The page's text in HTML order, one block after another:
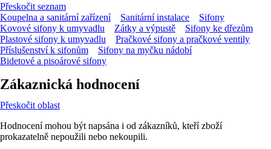
Přeskočit seznam
Koupelna a sanitární zařízení
Sanitární instalace
Sifony
Kovové sifony k umyvadlu
Zátky a výpustě
Sifony ke dřezům
Plastové sifony k umyvadlu
Pračkové sifony a pračkové ventily
Příslušenství k sifonům
Sifony na myčku nádobí
Bidetové a pisoárové sifony
Zákaznická hodnocení
Přeskočit oblast
Hodnocení mohou být napsána i od zákazníků, kteří zboží
prokazatelně nepoužili nebo nekoupili.